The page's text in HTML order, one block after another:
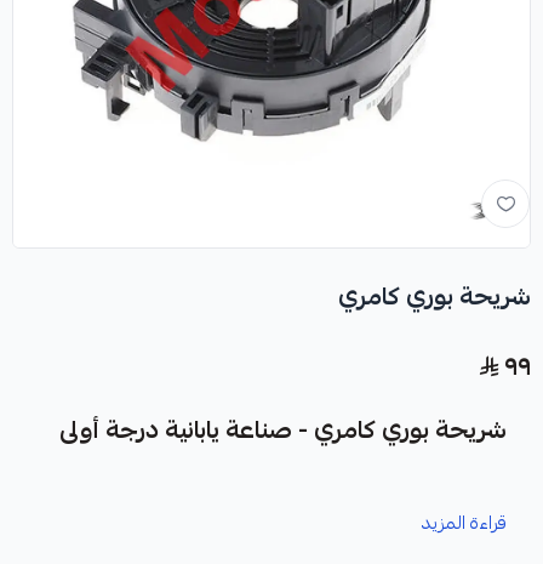
شريحة بوري كامري
٩٩
شريحة بوري كامري - صناعة يابانية درجة أولى
مصممة خصيصاً لسيارات كامري.
قراءة المزيد